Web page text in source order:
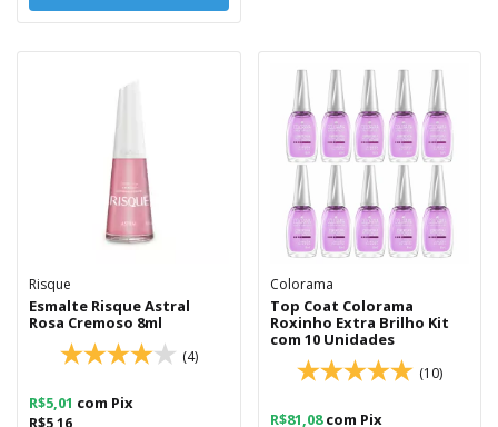
Risque
Esmalte Risque Astral
Rosa Cremoso 8ml
(4)
R$5,16
R$5,01 com Pix
Colorama
Top Coat Colorama
Roxinho Extra Brilho Kit
com 10 Unidades
(10)
R$81,08com Pix